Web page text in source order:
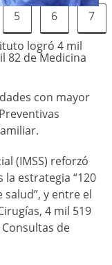
5 6
7
logró 4 mil
82 de Medicina
con mayor
(IMSS) reforzó
estrategia “120
y entre el
4 mil 519
de